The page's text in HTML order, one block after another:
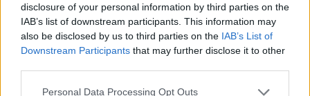
disclosure of your personal information by third parties on the
IAB’s list of downstream participants. This information may
also be disclosed by us to third parties on the IAB’s List of
Downstream Participants that may further disclose it to other
Personal Data Processing Opt Outs
Julebaksten hadde blitt ekstra koselig med de formene!
Svar
Anonym - 03.12.2019 - 08:38